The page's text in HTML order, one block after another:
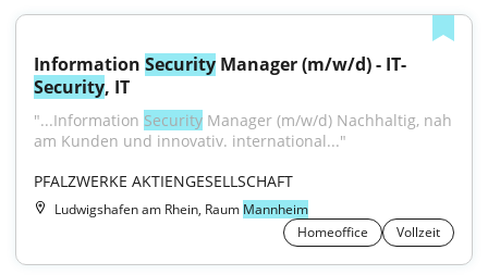
Information Security Manager (m/w/d) - IT-
Security, IT
"...Information Security Manager (m/w/d) Nachhaltig, nah
am Kunden und innovativ. international..."
PFALZWERKE AKTIENGESELLSCHAFT
Ludwigshafen am Rhein, Raum Mannheim
Homeoffice
Vollzeit